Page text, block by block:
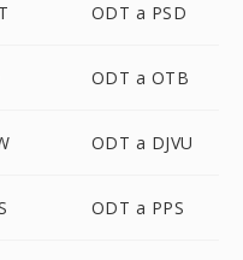
ODT a PSD
ODT a OTB
ODT a DJVU
ODT a PPS